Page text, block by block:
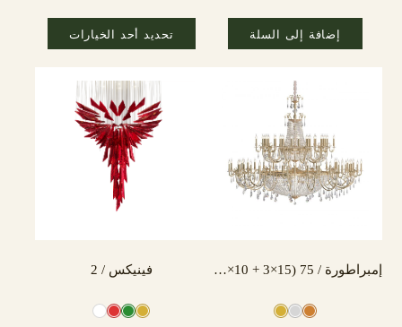
إضافة إلى السلة تحديد أحد الخيارات
إمبراطورة / 75 (15×3 + 10×3) مصباح فينيكس / 2